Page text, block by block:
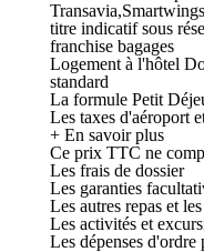
titre indicatif sous
franchise bagages
Logement à l'hôtel
standard
La formule Petit
Les taxes d'aéroport
+ En savoir plus
Ce prix TTC ne
Les frais de dossier
Les garanties
Les autres repas et
Les activités et
Les dépenses d'ordre